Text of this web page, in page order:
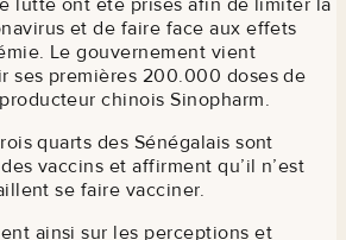
et de faire face aux effets
Le gouvernement vient
ses premières 200.000 doses de
chinois Sinopharm.
quarts des Sénégalais sont
vaccins et affirment qu’il n’est
se faire vacciner.
ainsi sur les perceptions et